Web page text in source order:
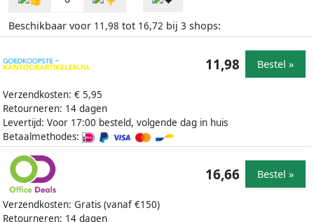
Beschikbaar voor 11,98 tot 16,72 bij 3 shops:
Verzendkosten: € 5,95
Retourneren: 14 dagen
Levertijd: Voor 17:00 besteld, volgende dag in huis
Betaalmethodes:
11,98 Bestel »
Verzendkosten: Gratis (vanaf €150)
Retourneren: 14 dagen
16,66 Bestel »